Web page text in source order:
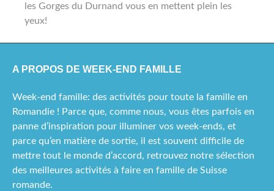
les Gorges du Durnand vous en mettent plein les
yeux!
A PROPOS DE WEEK-END FAMILLE
Week-end famille: des activités pour toute la famille en
Romandie ! Parce que, comme nous, vous êtes parfois en
panne d’inspiration pour illuminer vos week-ends, et
parce qu’en matière de sortie, il est souvent difficile de
mettre tout le monde d’accord, retrouvez notre sélection
des meilleures activités à faire en famille de Suisse
romande.